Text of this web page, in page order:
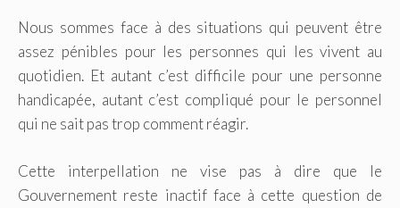
Nous sommes face à des situations qui peuvent être
assez pénibles pour les personnes qui les vivent au
quotidien. Et autant c’est difficile pour une personne
handicapée, autant c’est compliqué pour le personnel
qui ne sait pas trop comment réagir.
Cette interpellation ne vise pas à dire que le
Gouvernement reste inactif face à cette question de